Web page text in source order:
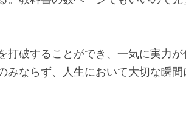
てみましょう。
教科書の数ページでもいいので